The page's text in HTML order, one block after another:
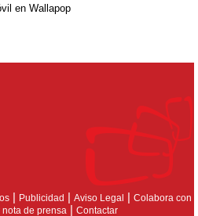
en Wallapop
| Publicidad | Aviso Legal | Colabora con
nota de prensa | Contactar